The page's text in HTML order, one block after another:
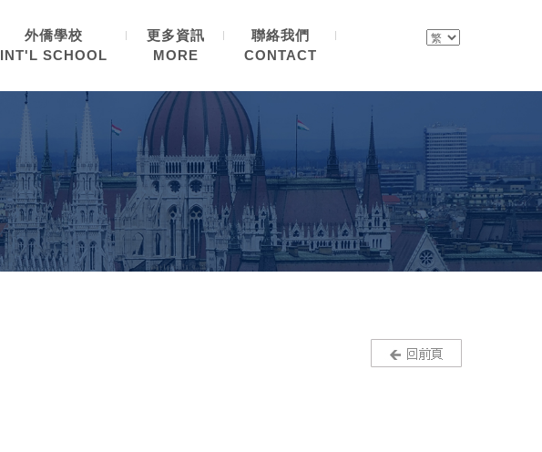
外僑學校
INT'L SCHOOL
更多資訊
MORE
聯絡我們
CONTACT